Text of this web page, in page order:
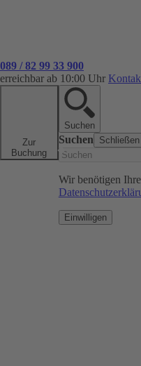
089 / 82 99 33 900
erreichbar ab 10:00 Uhr
Zur
Buchung
Suchen
Suchen Schließen
Wir benötigen
Einwilligen